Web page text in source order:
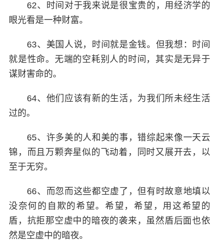
62、时间对于我来说是很宝贵的，用经济学的
眼光看是一种财富。
63、美国人说，时间就是金钱。但我想：时间
就是性命。无端的空耗别人的时间，其实是无异于
谋财害命的。
64、他们应该有新的生活，为我们所未经生活
过的。
65、许多美的人和美的事，错综起来像一天云
锦，而且万颗奔星似的飞动着，同时又展开去，以
至于无穷。
66、而忽而这些都空虚了，但有时故意地填以
没奈何的自欺的希望。希望，希望，用这希望的
盾，抗拒那空虚中的暗夜的袭来，虽然盾后面也依
然是空虚中的暗夜。